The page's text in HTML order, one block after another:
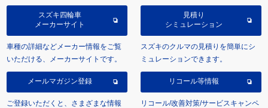
スズキ四輪車
メーカーサイト
車種の詳細などメーカー情報をご覧
いただける、メーカーサイトです。
見積り
シミュレーション
スズキのクルマの見積りを簡単にシ
ミュレーションできます。
メールマガジン登録
ご登録いただくと、さまざまな情報
リコール等情報
リコール/改善対策/サービスキャンペ